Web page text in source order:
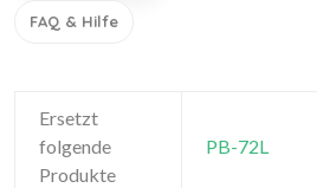
FAQ & Hilfe
Ersetzt
folgende
Produkte
PB-72L